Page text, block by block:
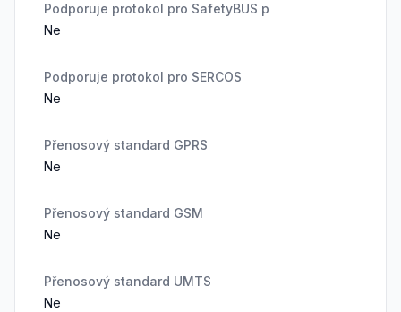
Podporuje protokol pro SafetyBUS p
Ne
Podporuje protokol pro SERCOS
Ne
Přenosový standard GPRS
Ne
Přenosový standard GSM
Ne
Přenosový standard UMTS
Ne